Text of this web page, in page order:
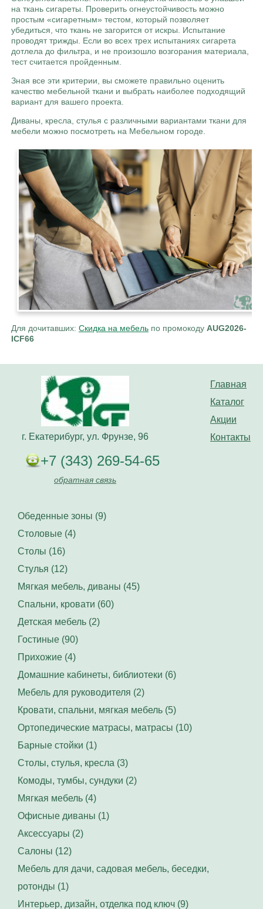
на ткань сигареты. Проверить огнеустойчивость можно
простым «сигаретным» тестом, который позволяет
убедиться, что ткань не загорится от искры. Испытание
проводят трижды. Если во всех трех испытаниях сигарета
дотлела до фильтра, и не произошло возгорания материала,
тест считается пройденным.
Зная все эти критерии, вы сможете правильно оценить
качество мебельной ткани и выбрать наиболее подходящий
вариант для вашего проекта.
Диваны, кресла, стулья с различными вариантами ткани для
мебели можно посмотреть на Мебельном городе.
Для дочитавших: Скидка на мебель по промокоду AUG2026-
ICF66
Главная
Каталог
Акции
Контакты
г. Екатерибург, ул. Фрунзе, 96
+7 (343) 269-54-65
обратная связь
Обеденные зоны (9)
Столовые (4)
Столы (16)
Стулья (12)
Мягкая мебель, диваны (45)
Спальни, кровати (60)
Детская мебель (2)
Гостиные (90)
Прихожие (4)
Домашние кабинеты, библиотеки (6)
Мебель для руководителя (2)
Кровати, спальни, мягкая мебель (5)
Ортопедические матрасы, матрасы (10)
Барные стойки (1)
Столы, стулья, кресла (3)
Комоды, тумбы, сундуки (2)
Мягкая мебель (4)
Офисные диваны (1)
Аксессуары (2)
Салоны (12)
Мебель для дачи, садовая мебель, беседки,
ротонды (1)
Интерьер, дизайн, отделка под ключ (9)